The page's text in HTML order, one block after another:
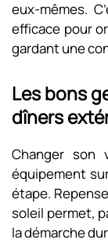
eux-mêmes.
efficace pour
gardant une
Les bons
dîners
Changer son
équipement
étape.
soleil permet,
la démarche